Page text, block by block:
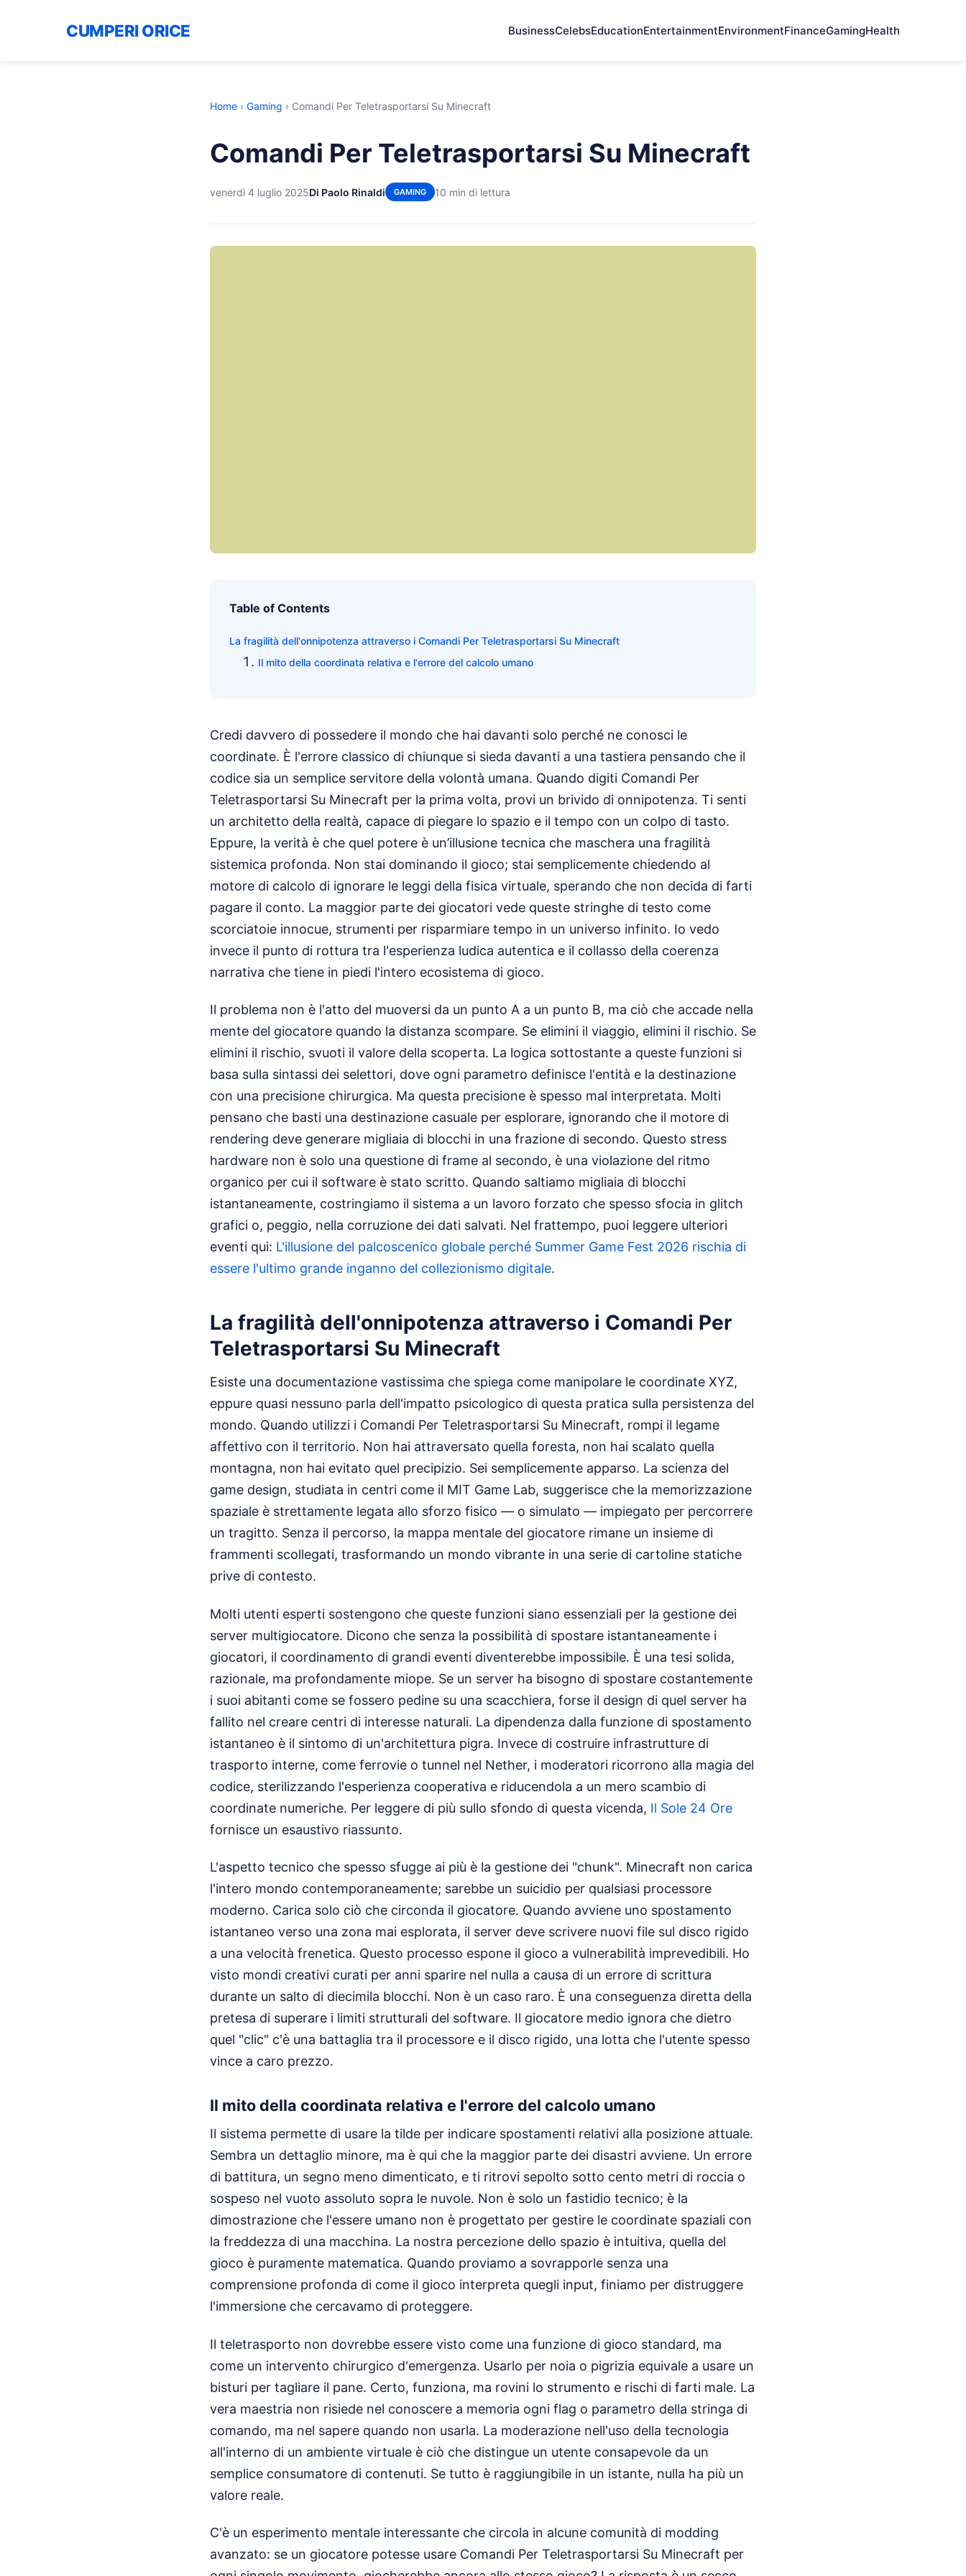
CUMPERI ORICE BusinessCelebsEducationEntertainmentEnvironmentFinanceGamingHealth
Home › Gaming › Comandi Per Teletrasportarsi Su Minecraft
Comandi Per Teletrasportarsi Su Minecraft
venerdì 4 luglio 2025Di Paolo Rinaldi GAMING 10 min di lettura
Table of Contents
La fragilità dell'onnipotenza attraverso i Comandi Per Teletrasportarsi Su Minecraft
Il mito della coordinata relativa e l'errore del calcolo umano
Credi davvero di possedere il mondo che hai davanti solo perché ne conosci le
coordinate. È l'errore classico di chiunque si sieda davanti a una tastiera pensando che il
codice sia un semplice servitore della volontà umana. Quando digiti Comandi Per
Teletrasportarsi Su Minecraft per la prima volta, provi un brivido di onnipotenza. Ti senti
un architetto della realtà, capace di piegare lo spazio e il tempo con un colpo di tasto.
Eppure, la verità è che quel potere è un’illusione tecnica che maschera una fragilità
sistemica profonda. Non stai dominando il gioco; stai semplicemente chiedendo al
motore di calcolo di ignorare le leggi della fisica virtuale, sperando che non decida di farti
pagare il conto. La maggior parte dei giocatori vede queste stringhe di testo come
scorciatoie innocue, strumenti per risparmiare tempo in un universo infinito. Io vedo
invece il punto di rottura tra l'esperienza ludica autentica e il collasso della coerenza
narrativa che tiene in piedi l'intero ecosistema di gioco.
Il problema non è l'atto del muoversi da un punto A a un punto B, ma ciò che accade nella
mente del giocatore quando la distanza scompare. Se elimini il viaggio, elimini il rischio. Se
elimini il rischio, svuoti il valore della scoperta. La logica sottostante a queste funzioni si
basa sulla sintassi dei selettori, dove ogni parametro definisce l'entità e la destinazione
con una precisione chirurgica. Ma questa precisione è spesso mal interpretata. Molti
pensano che basti una destinazione casuale per esplorare, ignorando che il motore di
rendering deve generare migliaia di blocchi in una frazione di secondo. Questo stress
hardware non è solo una questione di frame al secondo, è una violazione del ritmo
organico per cui il software è stato scritto. Quando saltiamo migliaia di blocchi
istantaneamente, costringiamo il sistema a un lavoro forzato che spesso sfocia in glitch
grafici o, peggio, nella corruzione dei dati salvati. Nel frattempo, puoi leggere ulteriori
eventi qui: L'illusione del palcoscenico globale perché Summer Game Fest 2026 rischia di
essere l'ultimo grande inganno del collezionismo digitale.
La fragilità dell'onnipotenza attraverso i Comandi Per
Teletrasportarsi Su Minecraft
Esiste una documentazione vastissima che spiega come manipolare le coordinate XYZ,
eppure quasi nessuno parla dell'impatto psicologico di questa pratica sulla persistenza del
mondo. Quando utilizzi i Comandi Per Teletrasportarsi Su Minecraft, rompi il legame
affettivo con il territorio. Non hai attraversato quella foresta, non hai scalato quella
montagna, non hai evitato quel precipizio. Sei semplicemente apparso. La scienza del
game design, studiata in centri come il MIT Game Lab, suggerisce che la memorizzazione
spaziale è strettamente legata allo sforzo fisico — o simulato — impiegato per percorrere
un tragitto. Senza il percorso, la mappa mentale del giocatore rimane un insieme di
frammenti scollegati, trasformando un mondo vibrante in una serie di cartoline statiche
prive di contesto.
Molti utenti esperti sostengono che queste funzioni siano essenziali per la gestione dei
server multigiocatore. Dicono che senza la possibilità di spostare istantaneamente i
giocatori, il coordinamento di grandi eventi diventerebbe impossibile. È una tesi solida,
razionale, ma profondamente miope. Se un server ha bisogno di spostare costantemente
i suoi abitanti come se fossero pedine su una scacchiera, forse il design di quel server ha
fallito nel creare centri di interesse naturali. La dipendenza dalla funzione di spostamento
istantaneo è il sintomo di un'architettura pigra. Invece di costruire infrastrutture di
trasporto interne, come ferrovie o tunnel nel Nether, i moderatori ricorrono alla magia del
codice, sterilizzando l'esperienza cooperativa e riducendola a un mero scambio di
coordinate numeriche. Per leggere di più sullo sfondo di questa vicenda, Il Sole 24 Ore
fornisce un esaustivo riassunto.
L'aspetto tecnico che spesso sfugge ai più è la gestione dei "chunk". Minecraft non carica
l'intero mondo contemporaneamente; sarebbe un suicidio per qualsiasi processore
moderno. Carica solo ciò che circonda il giocatore. Quando avviene uno spostamento
istantaneo verso una zona mai esplorata, il server deve scrivere nuovi file sul disco rigido
a una velocità frenetica. Questo processo espone il gioco a vulnerabilità imprevedibili. Ho
visto mondi creativi curati per anni sparire nel nulla a causa di un errore di scrittura
durante un salto di diecimila blocchi. Non è un caso raro. È una conseguenza diretta della
pretesa di superare i limiti strutturali del software. Il giocatore medio ignora che dietro
quel "clic" c'è una battaglia tra il processore e il disco rigido, una lotta che l'utente spesso
vince a caro prezzo.
Il mito della coordinata relativa e l'errore del calcolo umano
Il sistema permette di usare la tilde per indicare spostamenti relativi alla posizione attuale.
Sembra un dettaglio minore, ma è qui che la maggior parte dei disastri avviene. Un errore
di battitura, un segno meno dimenticato, e ti ritrovi sepolto sotto cento metri di roccia o
sospeso nel vuoto assoluto sopra le nuvole. Non è solo un fastidio tecnico; è la
dimostrazione che l'essere umano non è progettato per gestire le coordinate spaziali con
la freddezza di una macchina. La nostra percezione dello spazio è intuitiva, quella del
gioco è puramente matematica. Quando proviamo a sovrapporle senza una
comprensione profonda di come il gioco interpreta quegli input, finiamo per distruggere
l'immersione che cercavamo di proteggere.
Il teletrasporto non dovrebbe essere visto come una funzione di gioco standard, ma
come un intervento chirurgico d'emergenza. Usarlo per noia o pigrizia equivale a usare un
bisturi per tagliare il pane. Certo, funziona, ma rovini lo strumento e rischi di farti male. La
vera maestria non risiede nel conoscere a memoria ogni flag o parametro della stringa di
comando, ma nel sapere quando non usarla. La moderazione nell'uso della tecnologia
all'interno di un ambiente virtuale è ciò che distingue un utente consapevole da un
semplice consumatore di contenuti. Se tutto è raggiungibile in un istante, nulla ha più un
valore reale.
C'è un esperimento mentale interessante che circola in alcune comunità di modding
avanzato: se un giocatore potesse usare Comandi Per Teletrasportarsi Su Minecraft per